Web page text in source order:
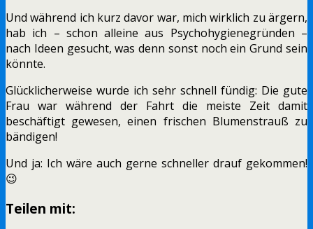
Und während ich kurz davor war, mich wirklich zu ärgern,
hab ich – schon alleine aus Psychohygienegründen –
nach Ideen gesucht, was denn sonst noch ein Grund sein
könnte.
Glücklicherweise wurde ich sehr schnell fündig: Die gute
Frau war während der Fahrt die meiste Zeit damit
beschäftigt gewesen, einen frischen Blumenstrauß zu
bändigen!
Und ja: Ich wäre auch gerne schneller drauf gekommen!
😉
Teilen mit: